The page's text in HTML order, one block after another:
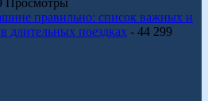
Просмотры
правильно: список важных и
длительных поездках - 44 299